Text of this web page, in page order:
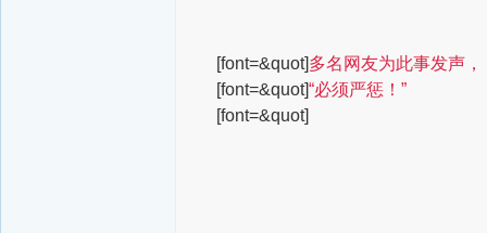
[font=&quot]多名网友为此事发声，
[font=&quot]“必须严惩！”
[font=&quot]